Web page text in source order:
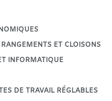
ET CLOISONS
INFORMATIQUE
DE TRAVAIL RÉGLABLES